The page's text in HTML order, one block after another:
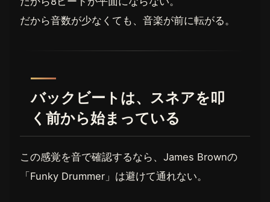
だから音数が少なくても、音楽が前に転がる。
バックビートは、スネアを叩
く前から始まっている
この感覚を音で確認するなら、James Brownの
「Funky Drummer」は避けて通れない。